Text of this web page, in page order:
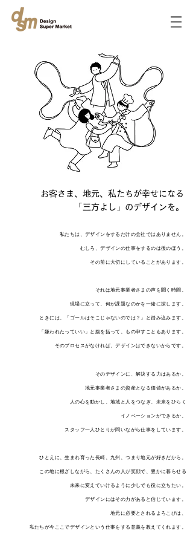
お客さま、地元、私たちが幸せになる
「 三方よし 」 のデザインを。
私たちは、デザインをするだけの会社ではありません。
むしろ、デザインの仕事をするのは後のほう。
その前に大切にしていることがあります。
それは地元事業者さまの声を聞く時間。
現場に立って、何が課題なのかを一緒に探します。
ときには、「ゴールはそこじゃないのでは？」と踏み込みます。
「嫌われたっていい」と腹を括って、もの申すこともあります。
そのプロセスがなければ、デザインはできないからです。
そのデザインに、解決する力はあるか。
地元事業者さまの資産となる価値があるか。
人の心を動かし、地域と人をつなぎ、未来をひらく
イノベーションができるか。
スタッフ一人ひとりが問いながら仕事をしています。
ひとえに、生まれ育った長崎、九州、つまり地元が好きだから。
この地に根ざしながら、たくさんの人が笑顔で、豊かに暮らせる
未来に変えていけるように少しでも役に立ちたい。
デザインにはその力があると信じています。
地元に必要とされるよろこびは、
私たちが今ここでデザインという仕事をする意義を教えてくれます。